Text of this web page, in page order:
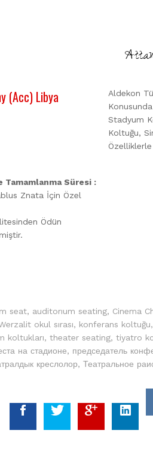
(Acc) Libya
Tamamlanma Süresi :
Znata İçin Özel
Ödün
Aldekon
Stadyum
Koltuğu,
seat, auditorıum seating, Cinema
okul sırası, konferans koltuğu,
koltukları, theater seating, tiyatro
на стадионе, председатель
креслолор, Театральное